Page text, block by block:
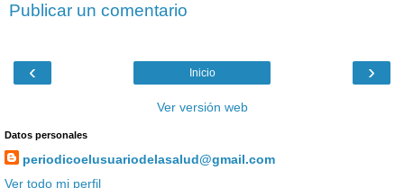
Publicar un comentario
‹ ›
Inicio
Ver versión web
Datos personales
periodicoelusuariodelasalud@gmail.com
Ver todo mi perfil